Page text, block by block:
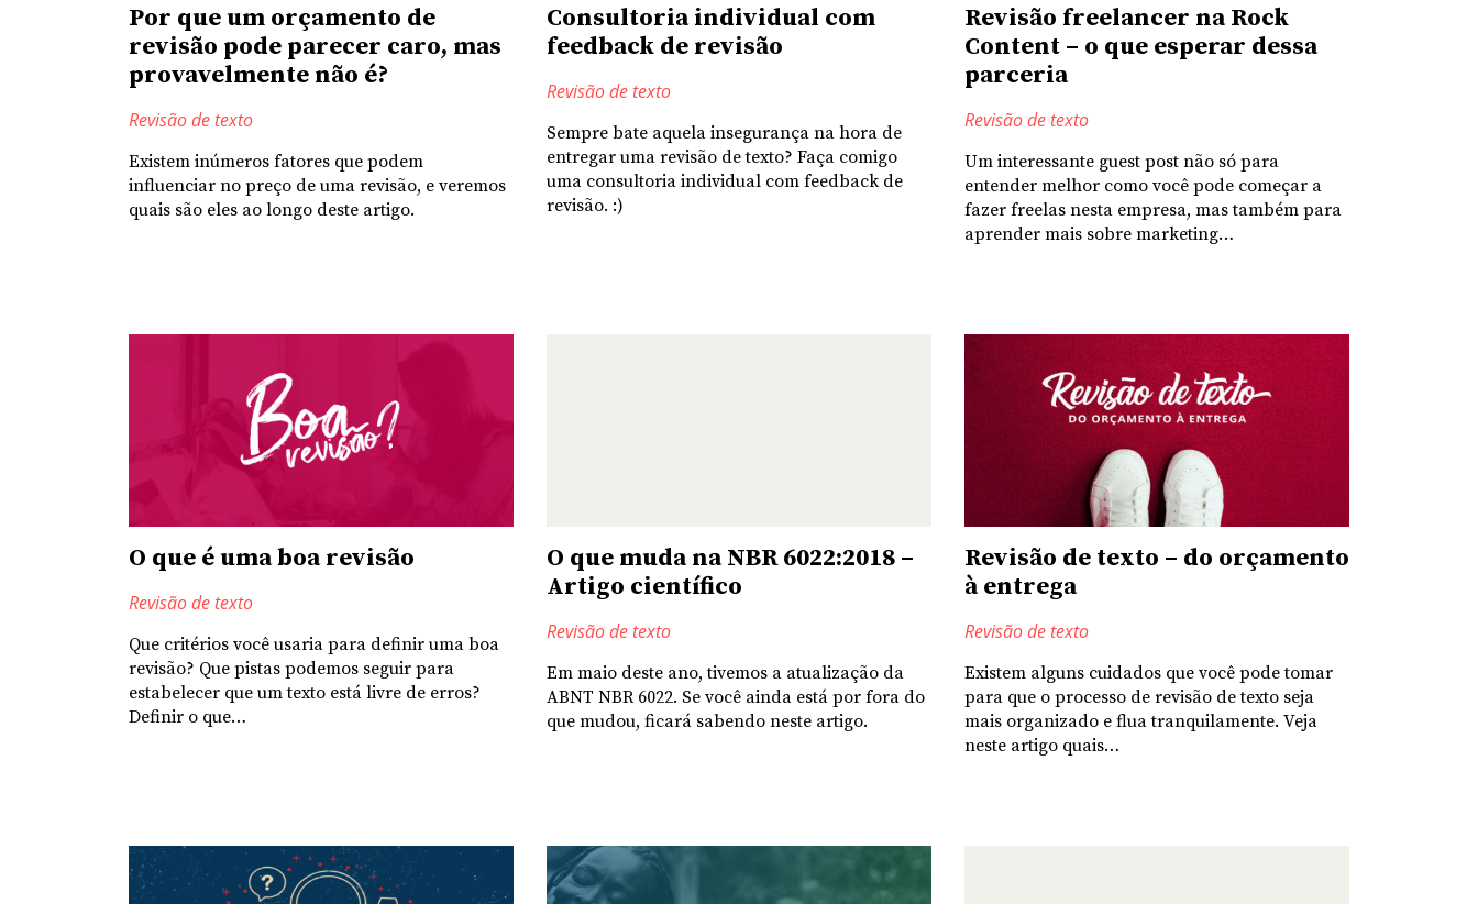
Por que um orçamento de
revisão pode parecer caro, mas
provavelmente não é?
Revisão de texto
Existem inúmeros fatores que podem
influenciar no preço de uma revisão, e veremos
quais são eles ao longo deste artigo.
Consultoria individual com
feedback de revisão
Revisão de texto
Sempre bate aquela insegurança na hora de
entregar uma revisão de texto? Faça comigo
uma consultoria individual com feedback de
revisão. :)
Revisão freelancer na Rock
Content – o que esperar dessa
parceria
Revisão de texto
Um interessante guest post não só para
entender melhor como você pode começar a
fazer freelas nesta empresa, mas também para
aprender mais sobre marketing…
O que é uma boa revisão
Revisão de texto
Que critérios você usaria para definir uma boa
revisão? Que pistas podemos seguir para
estabelecer que um texto está livre de erros?
Definir o que…
O que muda na NBR 6022:2018 –
Artigo científico
Revisão de texto
Em maio deste ano, tivemos a atualização da
ABNT NBR 6022. Se você ainda está por fora do
que mudou, ficará sabendo neste artigo.
Revisão de texto – do orçamento
à entrega
Revisão de texto
Existem alguns cuidados que você pode tomar
para que o processo de revisão de texto seja
mais organizado e flua tranquilamente. Veja
neste artigo quais…